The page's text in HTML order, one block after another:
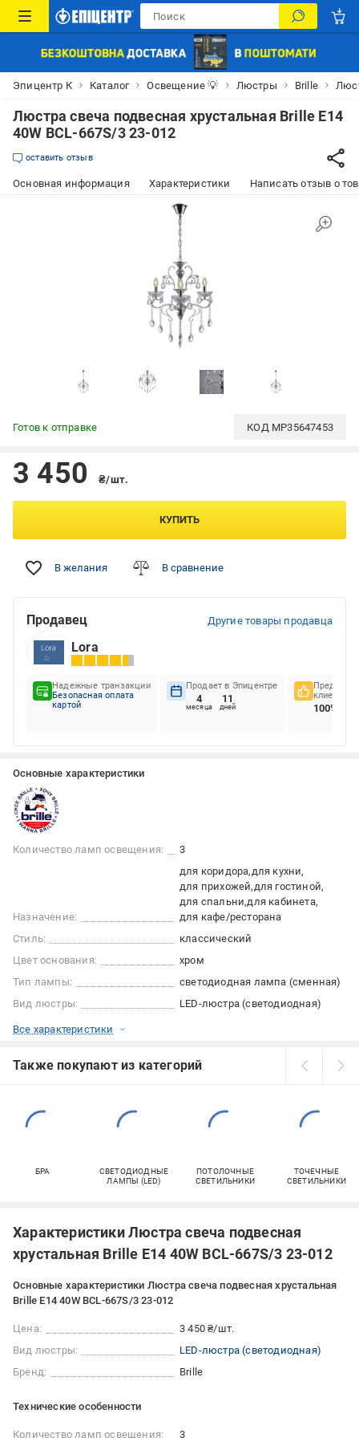
Эпицентр К Каталог Освещение 💡 Люстры Brille
Люстра свеча подвесная хрустальная Brille E14
40W BCL-667S/3 23-012
оставить отзыв
Основная информация Характеристики Написать отзыв о
Готов к отправке КОД MP35647453
3 450 ₴/шт.
КУПИТЬ
В желания В сравнение
Продавец Другие товары продавца
Lora
Надежные транзакции
Безопасная оплата
картой
Продает в Эпицентре
4
месяца
11
дней
клиентов
100%
Основные характеристики
Количество ламп освещения: 3
Назначение:
для коридора для кухни
для прихожей для гостиной
для спальни для кабинета
для кафе/ресторана
Стиль:
классический
Цвет основания:
хром
Тип лампы:
светодиодная лампа (сменная)
Вид люстры:
LED-люстра (светодиодная)
Все характеристики
Также покупают из категорий
БРА
СВЕТОДИОДНЫЕ
ЛАМПЫ (LED)
ПОТОЛОЧНЫЕ
СВЕТИЛЬНИКИ
ТОЧЕЧНЫЕ
СВЕТИЛЬНИКИ
Характеристики Люстра свеча подвесная
хрустальная Brille E14 40W BCL-667S/3 23-012
Основные характеристики Люстра свеча подвесная хрустальная
Brille E14 40W BCL-667S/3 23-012
Цена:
3 450 ₴/шт.
Вид люстры:
LED-люстра (светодиодная)
Бренд:
Brille
Технические особенности
Количество ламп освещения: 3